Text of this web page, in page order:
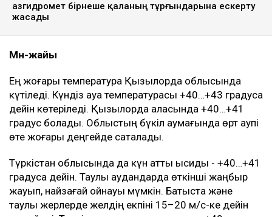
Қазгидромет бірнеше қаланың тұрғындарына ескерту
жасады
Мән-жайы
Ең жоғары температура Қызылорда облысында
күтіледі. Күндіз ауа температурасы +40…+43 градусқа
дейін көтеріледі. Қызылорда қаласында +40…+41
градус болады. Облыстың бүкіл аумағында өрт қаупі
өте жоғары деңгейде сақталады.
Түркістан облысында да күн қатты ысиды - +40…+41
градусқа дейін. Таулы аудандарда өткінші жаңбыр
жауып, найзағай ойнауы мүмкін. Батыста және
таулы жерлерде желдің екпіні 15–20 м/с-ке дейін